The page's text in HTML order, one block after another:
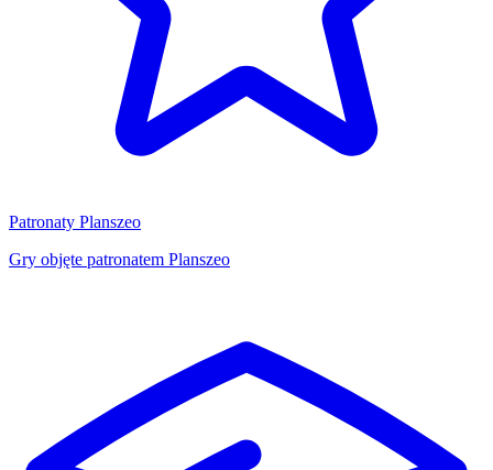
Patronaty Planszeo
Gry objęte patronatem Planszeo